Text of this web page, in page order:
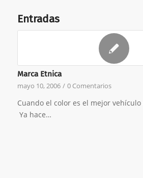
Entradas
Marca Etnica
mayo 10, 2006 / 0 Comentarios
Cuando el color es el mejor
Ya hace…